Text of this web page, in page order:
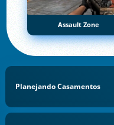
Assault Zone
Planejando Casamentos